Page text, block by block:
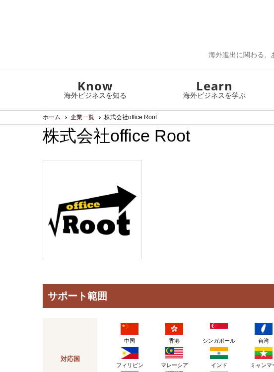
海外進出に関わる、
Know
海外ビジネスを知る
Learn
海外ビジネスを学ぶ
ホーム 企業一覧 株式会社office Root
株式会社office Root
サポート範囲
対応国
中国 香港 シンガポール 台湾
フィリピン マレーシア インド ミャンマ